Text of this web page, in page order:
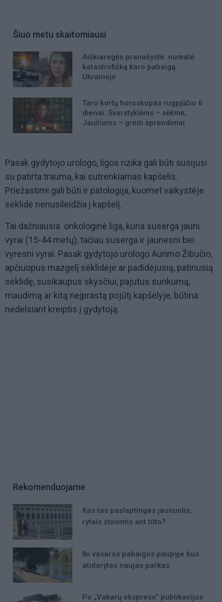
Šiuo metu skaitomiausi
Aiškiaregės pranašystė: numatė
katastrofišką karo pabaigą
Ukrainoje
Taro kortų horoskopas rugpjūčio 6
dienai: Svarstyklėms – sėkmė,
Jaučiams – greiti sprendimai
Pasak gydytojo urologo, ligos rizika gali būti susijusi
su patirta trauma, kai sutrenkiamas kapšelis.
Priežastimi gali būti ir patologija, kuomet vaikystėje
sėklidė nenusileidžia į kapšelį.
Tai dažniausia onkologinė liga, kuria suserga jauni
vyrai (15-44 metų), tačiau suserga ir jaunesni bei
vyresni vyrai. Pasak gydytojo urologo Aurimo Žibučio,
apčiuopus mazgelį sėklidėje ar padidėjusią, patinusią
sėklidę, susikaupus skysčiui, pajutus sunkumą,
maudimą ar kitą neįprastą pojūtį kapšelyje, būtina
nedelsiant kreiptis į gydytoją.
Rekomenduojame
Kas tas paslaptingas jaunuolis,
rytais stovintis ant tilto?
Iki vasaros pabaigos paupyje bus
atidarytas naujas parkas
Po „Vakarų ekspreso“ publikacijos